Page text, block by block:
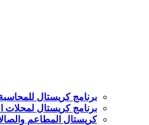
برنامج كريستال
برنامج كريستال لمحلات
كريستال المطاعم